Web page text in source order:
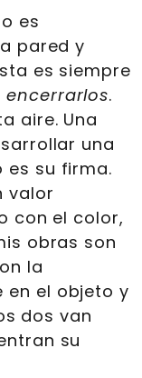
es
pared y
es siempre
encerrarlos.
aire. Una
una
es su firma.
valor
con el color,
obras son
la
en el objeto y
dos van
su